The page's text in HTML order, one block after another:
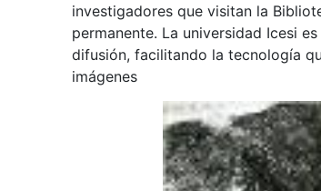
investigadores que visitan la
permanente. La universidad Icesi
difusión, facilitando la tecnología
imágenes